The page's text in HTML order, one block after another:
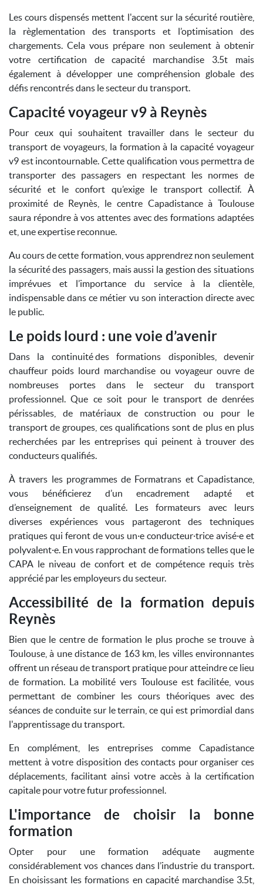
Les cours dispensés mettent l'accent sur la sécurité routière,
la règlementation des transports et l’optimisation des
chargements. Cela vous prépare non seulement à obtenir
votre certification de capacité marchandise 3.5t mais
également à développer une compréhension globale des
défis rencontrés dans le secteur du transport.
Capacité voyageur v9 à Reynès
Pour ceux qui souhaitent travailler dans le secteur du
transport de voyageurs, la formation à la capacité voyageur
v9 est incontournable. Cette qualification vous permettra de
transporter des passagers en respectant les normes de
sécurité et le confort qu’exige le transport collectif. À
proximité de Reynès, le centre Capadistance à Toulouse
saura répondre à vos attentes avec des formations adaptées
et, une expertise reconnue.
Au cours de cette formation, vous apprendrez non seulement
la sécurité des passagers, mais aussi la gestion des situations
imprévues et l’importance du service à la clientèle,
indispensable dans ce métier vu son interaction directe avec
le public.
Le poids lourd : une voie d’avenir
Dans la continuité des formations disponibles, devenir
chauffeur poids lourd marchandise ou voyageur ouvre de
nombreuses portes dans le secteur du transport
professionnel. Que ce soit pour le transport de denrées
périssables, de matériaux de construction ou pour le
transport de groupes, ces qualifications sont de plus en plus
recherchées par les entreprises qui peinent à trouver des
conducteurs qualifiés.
À travers les programmes de Formatrans et Capadistance,
vous bénéficierez d’un encadrement adapté et
d’enseignement de qualité. Les formateurs avec leurs
diverses expériences vous partageront des techniques
pratiques qui feront de vous un·e conducteur·trice avisé·e et
polyvalent·e. En vous rapprochant de formations telles que le
CAPA le niveau de confort et de compétence requis très
apprécié par les employeurs du secteur.
Accessibilité de la formation depuis
Reynès
Bien que le centre de formation le plus proche se trouve à
Toulouse, à une distance de 163 km, les villes environnantes
offrent un réseau de transport pratique pour atteindre ce lieu
de formation. La mobilité vers Toulouse est facilitée, vous
permettant de combiner les cours théoriques avec des
séances de conduite sur le terrain, ce qui est primordial dans
l'apprentissage du transport.
En complément, les entreprises comme Capadistance
mettent à votre disposition des contacts pour organiser ces
déplacements, facilitant ainsi votre accès à la certification
capitale pour votre futur professionnel.
L'importance de choisir la bonne
formation
Opter pour une formation adéquate augmente
considérablement vos chances dans l’industrie du transport.
En choisissant les formations en capacité marchandise 3.5t,